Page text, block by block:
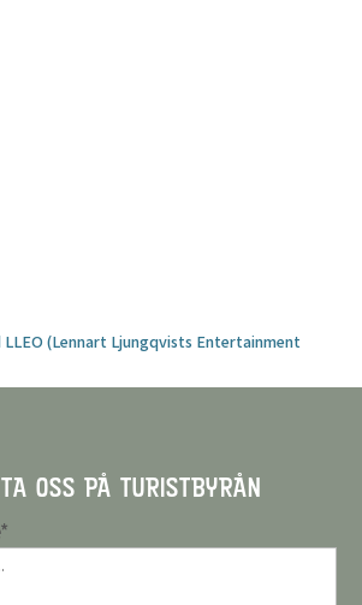
LLEO (Lennart Ljungqvists Entertainment
OSS PÅ TURISTBYRÅN
*